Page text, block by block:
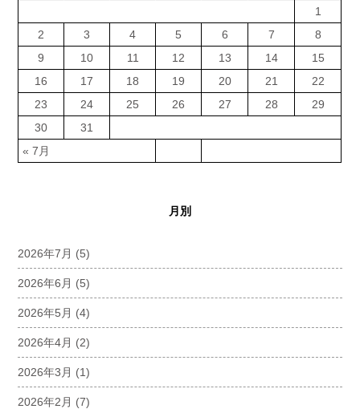
« 7月
1
2
3 4 5 6 7
8
9
10 11 12 13 14
15
16
17 18 19 20 21
22
23
24 25 26 27 28
29
30
31
月別
2026年7月 (5)
2026年6月 (5)
2026年5月 (4)
2026年4月 (2)
2026年3月 (1)
2026年2月 (7)